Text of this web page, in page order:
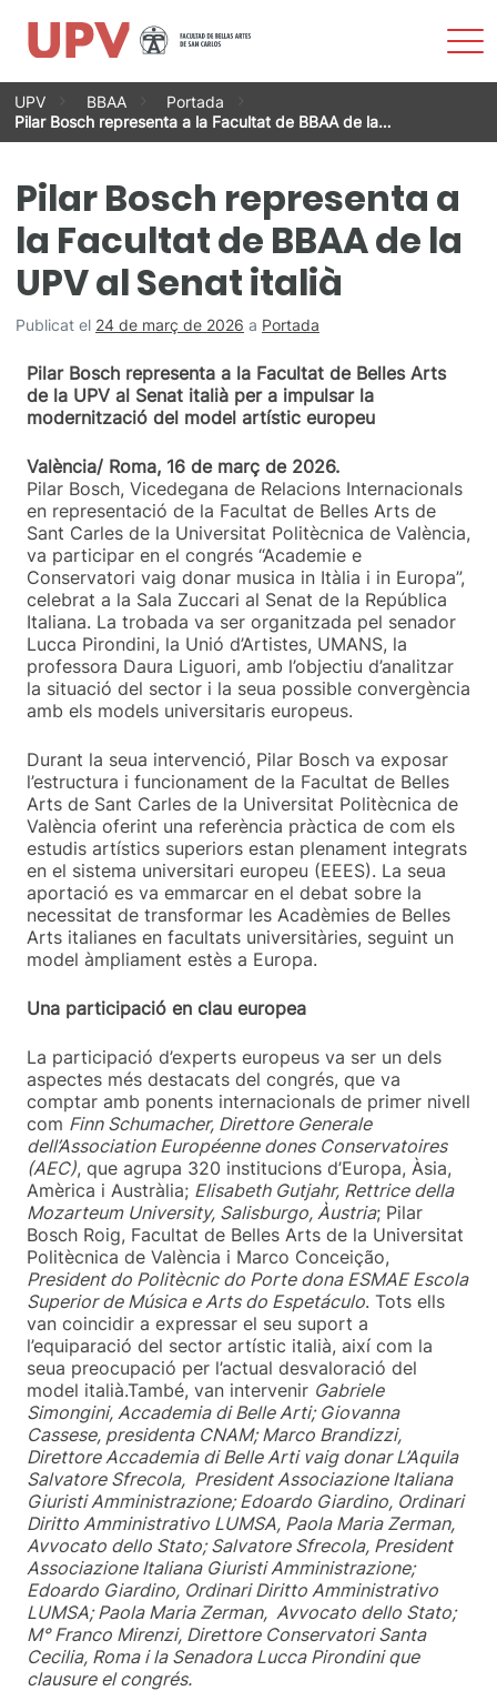
Vés
contingut
UPV BBAA
Portada
Pilar Bosch representa a la Facultat de BBAA de la…
Pilar Bosch representa a
la Facultat de BBAA de la
UPV al Senat italià
Publicat el 24 de març de 2026 a Portada
Pilar Bosch representa a la Facultat de Belles Arts
de la UPV al Senat italià per a impulsar la
modernització del model artístic europeu
València/ Roma, 16 de març de 2026.
Pilar Bosch, Vicedegana de Relacions Internacionals
en representació de la Facultat de Belles Arts de
Sant Carles de la Universitat Politècnica de València,
va participar en el congrés “Academie e
Conservatori vaig donar musica in Itàlia i in Europa”,
celebrat a la Sala Zuccari al Senat de la República
Italiana. La trobada va ser organitzada pel senador
Lucca Pirondini, la Unió d’Artistes, UMANS, la
professora Daura Liguori, amb l’objectiu d’analitzar
la situació del sector i la seua possible convergència
amb els models universitaris europeus.
Durant la seua intervenció, Pilar Bosch va exposar
l’estructura i funcionament de la Facultat de Belles
Arts de Sant Carles de la Universitat Politècnica de
València oferint una referència pràctica de com els
estudis artístics superiors estan plenament integrats
en el sistema universitari europeu (EEES). La seua
aportació es va emmarcar en el debat sobre la
necessitat de transformar les Acadèmies de Belles
Arts italianes en facultats universitàries, seguint un
model àmpliament estès a Europa.
Una participació en clau europea
La participació d’experts europeus va ser un dels
aspectes més destacats del congrés, que va
comptar amb ponents internacionals de primer nivell
com Finn Schumacher, Direttore Generale
dell’Association Européenne dones Conservatoires
(AEC), que agrupa 320 institucions d’Europa, Àsia,
Amèrica i Austràlia; Elisabeth Gutjahr, Rettrice della
Mozarteum University, Salisburgo, Àustria; Pilar
Bosch Roig, Facultat de Belles Arts de la Universitat
Politècnica de València i Marco Conceição,
President do Politècnic do Porte dona ESMAE Escola
Superior de Música e Arts do Espetáculo. Tots ells
van coincidir a expressar el seu suport a
l’equiparació del sector artístic italià, així com la
seua preocupació per l’actual desvaloració del
model italià.També, van intervenir Gabriele
Simongini, Accademia di Belle Arti; Giovanna
Cassese, presidenta CNAM; Marco Brandizzi,
Direttore Accademia di Belle Arti vaig donar L’Aquila
Salvatore Sfrecola, President Associazione Italiana
Giuristi Amministrazione; Edoardo Giardino, Ordinari
Diritto Amministrativo LUMSA, Paola Maria Zerman,
Avvocato dello Stato; Salvatore Sfrecola, President
Associazione Italiana Giuristi Amministrazione;
Edoardo Giardino, Ordinari Diritto Amministrativo
LUMSA; Paola Maria Zerman, Avvocato dello Stato;
M° Franco Mirenzi, Direttore Conservatori Santa
Cecilia, Roma i la Senadora Lucca Pirondini que
clausure el congrés.